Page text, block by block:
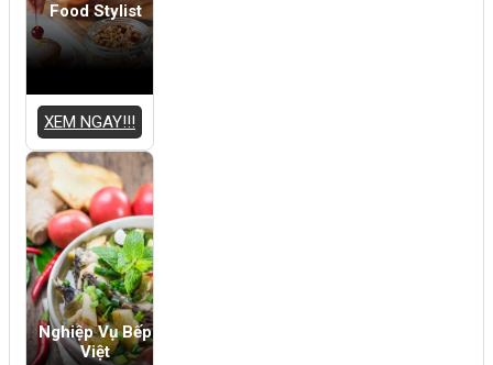
Food Stylist
XEM NGAY!!!
Nghiệp Vụ Bếp
Việt